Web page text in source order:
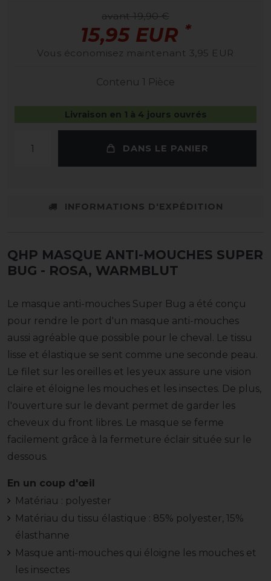
avant 19,90 €
15,95 EUR *
Vous économisez maintenant 3,95 EUR
Contenu 1 Pièce
Livraison en 1 à 4 jours ouvrés
DANS LE PANIER
INFORMATIONS D'EXPÉDITION
QHP MASQUE ANTI-MOUCHES SUPER
BUG - ROSA, WARMBLUT
Le masque anti-mouches Super Bug a été conçu
pour rendre le port d'un masque anti-mouches
aussi agréable que possible pour le cheval. Le tissu
lisse et élastique se sent comme une seconde peau.
Le filet sur les oreilles et les yeux assure une vision
claire et éloigne les mouches et les insectes. De plus,
l'ouverture sur le devant permet de garder les
cheveux du front libres. Le masque se ferme
facilement grâce à la fermeture éclair située sur le
dessous.
En un coup d'œil
Matériau : polyester
Matériau du tissu élastique : 85% polyester, 15%
élasthanne
Masque anti-mouches qui éloigne les mouches et
les insectes